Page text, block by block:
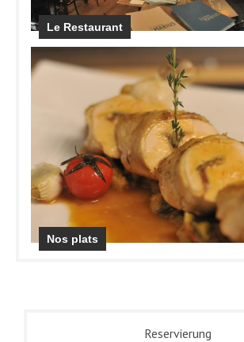
Le Restaurant
Nos plats
Reservierung